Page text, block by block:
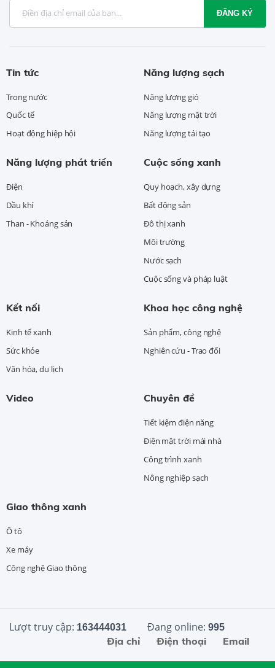
ĐĂNG KÝ
Tin tức
Trong nước
Quốc tế
Hoạt động hiệp hội
Năng lượng sạch
Năng lượng gió
Năng lượng mặt trời
Năng lượng tái tạo
Năng lượng phát triển
Điện
Dầu khí
Than - Khoáng sản
Cuộc sống xanh
Quy hoạch, xây dựng
Bất động sản
Đô thị xanh
Môi trường
Nước sạch
Cuộc sống và pháp luật
Kết nối
Kinh tế xanh
Sức khỏe
Văn hóa, du lịch
Khoa học công nghệ
Sản phẩm, công nghệ
Nghiên cứu - Trao đổi
Video Chuyên đề
Tiết kiệm điện năng
Điện mặt trời mái nhà
Công trình xanh
Nông nghiệp sạch
Giao thông xanh
Ô tô
Xe máy
Công nghệ Giao thông
Lượt truy cập: 163444031 Đang online: 995
Email
Điện thoại
Địa chỉ